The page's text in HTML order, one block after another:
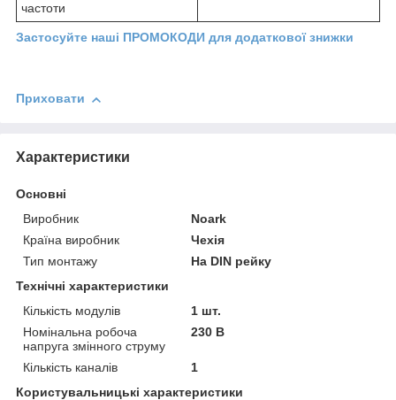
частоти
Застосуйте наші ПРОМОКОДИ для додаткової знижки
Приховати
Характеристики
Основні
Виробник
Noark
Країна виробник
Чехія
Тип монтажу
На DIN рейку
Технічні характеристики
Кількість модулів
1 шт.
Номінальна робоча
напруга змінного струму
230 В
Кількість каналів
1
Користувальницькі характеристики